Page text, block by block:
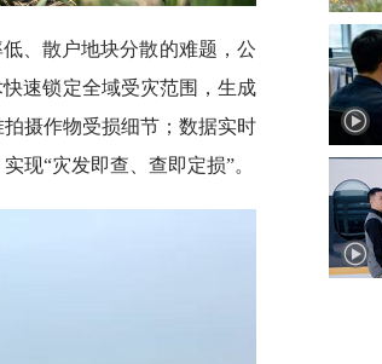
、散户地块分散的难题，公
速锁定全域受灾范围，生成
摄作物受损细节；数据实时
现“灾发即查、查即定损”。